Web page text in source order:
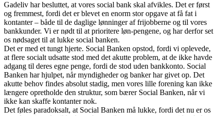
Gadeliv har besluttet, at vores social bank skal afvikles. Det er først
og fremmest, fordi det er blevet en enorm stor opgave at få fat i
kontanter – både til de daglige lønninger af frijobberne og til vores
bankkunder. Vi er nødt til at prioritere løn-pengene, og har derfor set
os nødsaget til at lukke social banken.
Det er med et tungt hjerte. Social Banken opstod, fordi vi oplevede,
at flere socialt udsatte stod med det akutte problem, at de ikke havde
adgang til deres egne penge, fordi de stod uden bankkonto. Social
Banken har hjulpet, når myndigheder og banker har givet op. Det
akutte behov findes absolut stadig, men vores lille forening kan ikke
længere opretholde den struktur, som bærer Social Banken, når vi
ikke kan skaffe kontanter nok.
Det føles paradoksalt, at Social Banken må lukke, fordi det nu er os